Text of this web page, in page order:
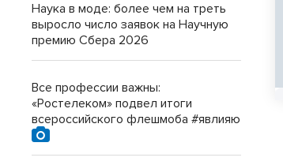
Наука в моде: более чем на треть
выросло число заявок на Научную
премию Сбера 2026
Все профессии важны:
«Ростелеком» подвел итоги
всероссийского флешмоба #явлияю